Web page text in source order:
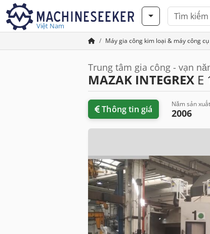
Việt Nam
Máy gia công kim loại & máy công cụ
Trung tâm gia công - vạn
MAZAK INTEGREX E
Thông tin giá Năm sản xuất
2006